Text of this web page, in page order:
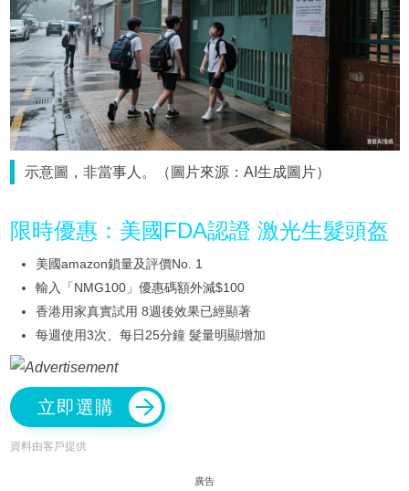
示意圖，非當事人。（圖片來源：AI生成圖片）
限時優惠：美國FDA認證 激光生髮頭盔
美國amazon鎖量及評價No. 1
輸入「NMG100」優惠碼額外減$100
香港用家真實試用 8週後效果已經顯著
每週使用3次、每日25分鐘 髮量明顯增加
立即選購
資料由客戶提供
廣告